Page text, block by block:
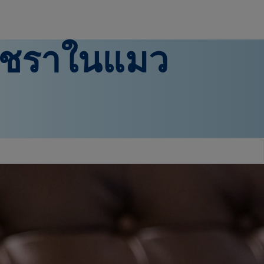
าในแมว